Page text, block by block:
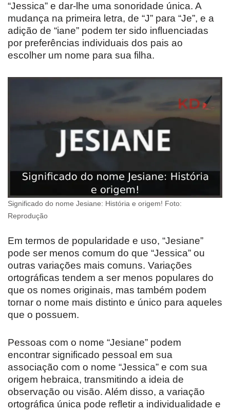
“Jessica” e dar-lhe uma sonoridade única. A
mudança na primeira letra, de “J” para “Je”, e a
adição de “iane” podem ter sido influenciadas
por preferências individuais dos pais ao
escolher um nome para sua filha.
Significado do nome Jesiane: História e origem! Foto:
Reprodução
Em termos de popularidade e uso, “Jesiane”
pode ser menos comum do que “Jessica” ou
outras variações mais comuns. Variações
ortográficas tendem a ser menos populares do
que os nomes originais, mas também podem
tornar o nome mais distinto e único para aqueles
que o possuem.
Pessoas com o nome “Jesiane” podem
encontrar significado pessoal em sua
associação com o nome “Jessica” e com sua
origem hebraica, transmitindo a ideia de
observação ou visão. Além disso, a variação
ortográfica única pode refletir a individualidade e